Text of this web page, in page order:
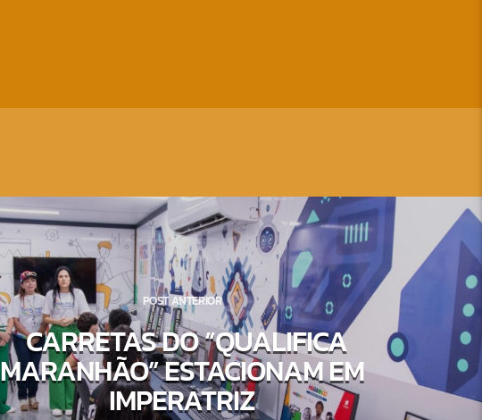
POST ANTERIOR
CARRETAS DO “QUALIFICA
MARANHÃO” ESTACIONAM EM
IMPERATRIZ